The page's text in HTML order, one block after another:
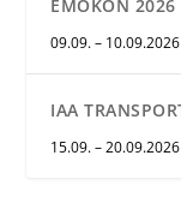
EMOKON 2026
09.09. –
IAA
15.09. –